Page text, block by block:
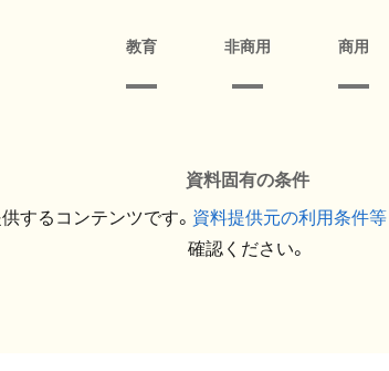
教育 非商用 商用
資料固有の条件
するコンテンツです。 資料提供元の利用条件等
確認ください。